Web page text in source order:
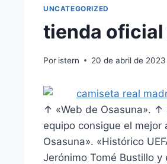
UNCATEGORIZED
tienda oficial
Por istern 20 de abril de 2023
↑ «Web de Osasuna». ↑
equipo consigue el mejor
Osasuna». «Histórico
Jerónimo Tomé Bustillo y